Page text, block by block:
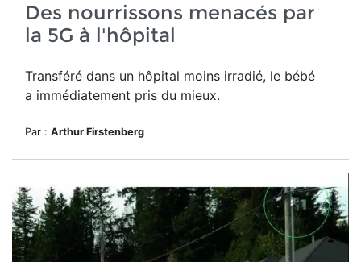
Des nourrissons menacés par
la 5G à l'hôpital
Transféré dans un hôpital moins irradié, le bébé
a immédiatement pris du mieux.
Par : Arthur Firstenberg